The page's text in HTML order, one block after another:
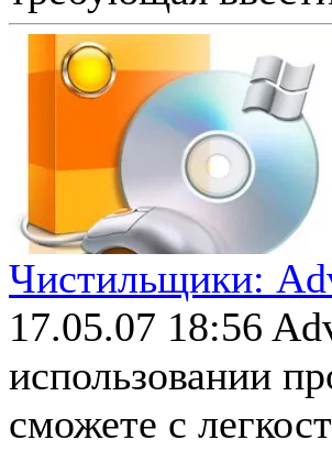
Чистильщики:
17.05.07 18:56
использовании
сможете с